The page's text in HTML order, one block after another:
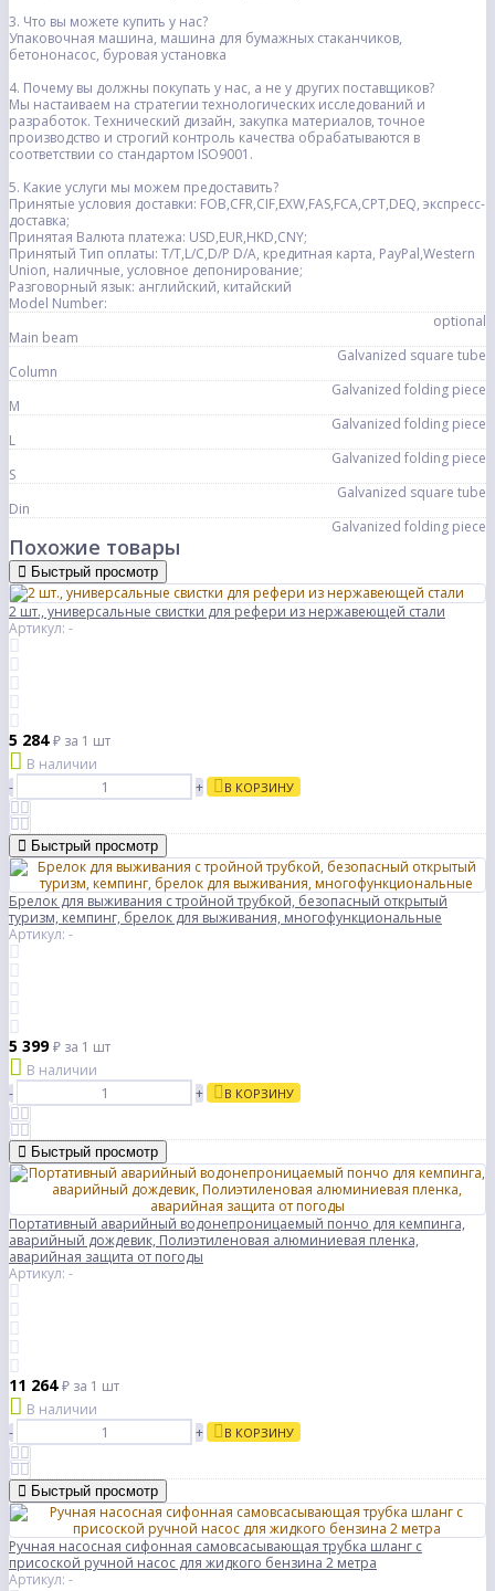
3. Что вы можете купить у нас?
Упаковочная машина, машина для бумажных стаканчиков,
бетононасос, буровая установка
4. Почему вы должны покупать у нас, а не у других поставщиков?
Мы настаиваем на стратегии технологических исследований и
разработок. Технический дизайн, закупка материалов, точное
производство и строгий контроль качества обрабатываются в
соответствии со стандартом ISO9001.
5. Какие услуги мы можем предоставить?
Принятые условия доставки: FOB,CFR,CIF,EXW,FAS,FCA,CPT,DEQ, экспресс-
доставка;
Принятая Валюта платежа: USD,EUR,HKD,CNY;
Принятый Тип оплаты: T/T,L/C,D/P D/A, кредитная карта, PayPal,Western
Union, наличные, условное депонирование;
Разговорный язык: английский, китайский
Model Number:
optional
Main beam
Galvanized square tube
Column
Galvanized folding piece
M
Galvanized folding piece
L
Galvanized folding piece
S
Galvanized square tube
Din
Galvanized folding piece
Похожие товары
Быстрый просмотр
2 шт., универсальные свистки для рефери из нержавеющей стали
Артикул: -
5 284₽ за 1 шт
В наличии
-
+ В КОРЗИНУ
Быстрый просмотр
Брелок для выживания с тройной трубкой, безопасный открытый
туризм, кемпинг, брелок для выживания, многофункциональные
Артикул: -
5 399₽ за 1 шт
В наличии
-
+ В КОРЗИНУ
Быстрый просмотр
Портативный аварийный водонепроницаемый пончо для кемпинга,
аварийный дождевик, Полиэтиленовая алюминиевая пленка,
аварийная защита от погоды
Артикул: -
11 264₽ за 1 шт
В наличии
-
+ В КОРЗИНУ
Быстрый просмотр
Ручная насосная сифонная самовсасывающая трубка шланг с
присоской ручной насос для жидкого бензина 2 метра
Артикул: -